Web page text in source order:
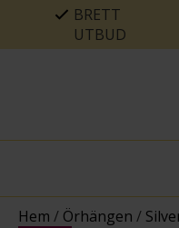
BRETT
UTBUD
Hem / Örhängen /